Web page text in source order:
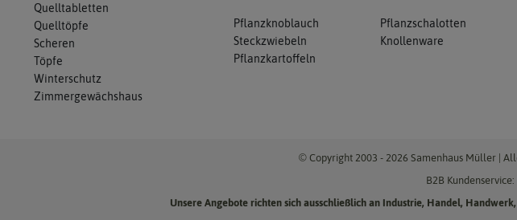
Quelltabletten
Quelltöpfe
Scheren
Töpfe
Winterschutz
Zimmergewächshaus
Pflanzknoblauch
Pflanzschalotten
Steckzwiebeln
Knollenware
Pflanzkartoffeln
© Copyright 2003 - 2026 Samenhaus Müller |
B2B Kundenservice:
Unsere Angebote richten sich ausschließlich an Industrie, Handel,